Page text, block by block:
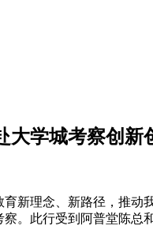
大学城考察创新
新理念、新路径，推动
。此行受到阿普堂陈总